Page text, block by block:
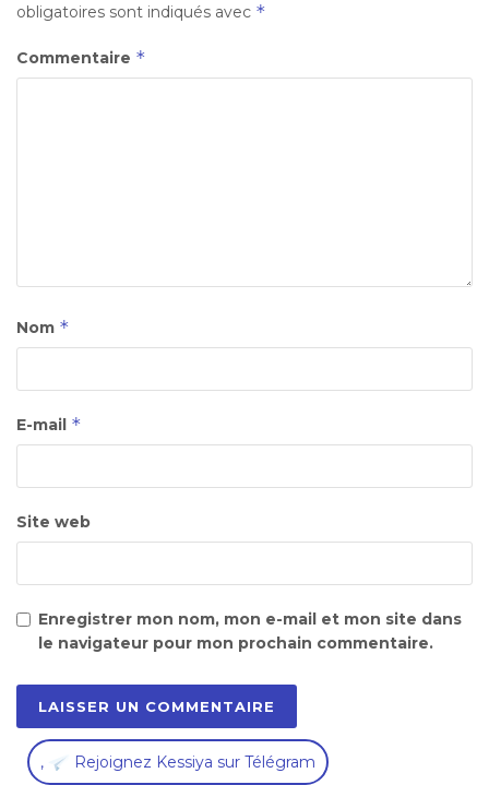
obligatoires sont indiqués avec *
Commentaire *
Nom *
E-mail *
Site web
Enregistrer mon nom, mon e-mail et mon site dans
le navigateur pour mon prochain commentaire.
, Rejoignez Kessiya sur Télégram